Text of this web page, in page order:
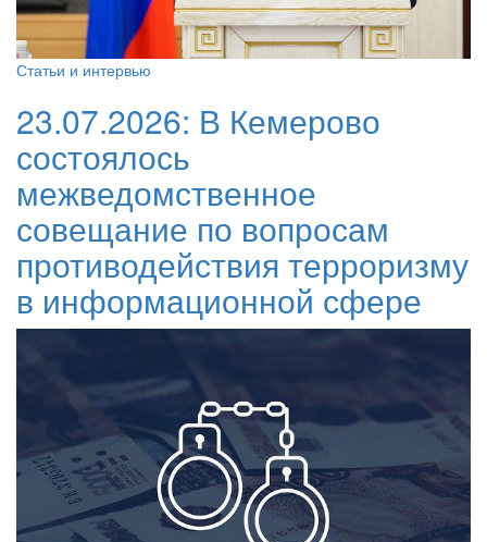
Статьи и интервью
23.07.2026: В Кемерово
состоялось
межведомственное
совещание по вопросам
противодействия терроризму
в информационной сфере